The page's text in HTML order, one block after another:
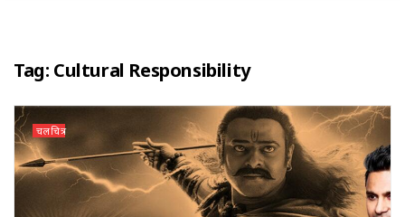
Tag: Cultural Responsibility
चलचित्र